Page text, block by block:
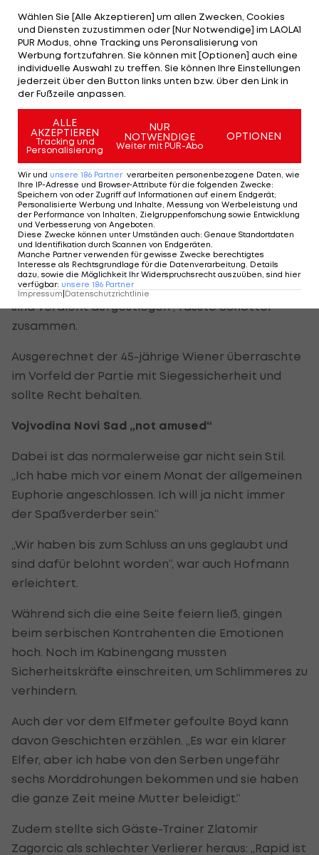
Ereignisse überschlugen sich
Als alle nur mehr den Schlusspfiff herbeisehnten,
nützte Rapid noch einen Konter, um allen
Hofmann bediente Boyd mustergültig und der
Neuzugang setzte mit einem überlegten Schuss
ins lange Eck den Schlusspunkt einer verrückten
Partie (97.).
„Es war ein sehr spannendes Spiel, wie schon im
Hinspiel, das sehr leidenschaftlich und auf
Augenhöhe geführt war. Wir haben aber mehr fürs
Spiel gemacht, den Druck immer mehr erhöht und
sind verdient aufgestiegen“, fasste Schöttel
zusammen.
Ausgerechnet der 45-jährige Wiener überraschte
im Vorfeld der Partie mit Siegessicherheit und
sollte Recht behalten.
Vojvodina Novi Sad „not amused“
Dabei ist das normalerweise gar nicht sein Stil.
„Ich habe mich vor einem Monat der allgemeinen
Euphorie angeschlossen. Ich will ja nicht immer
der Spaßverderber sein.“
„Wir haben bis zum Schluss an uns geglaubt und
sind dafür belohnt worden“, war auch Hofmann
erleichtert.
Während sich die eine Seite feiern ließ, gingen
beim serbischen Kontrahenten die Emotionen
hoch. Noch im Kabinengang mussten
Sicherheitskräfte einschreiten, um Schlimmeres zu
verhindern.
Auch der vor dem Elfmeter gefoulte Boyd kann
davon Geschichten erzählen. „Es war ein klarer
Elfer, aber ich habe von den Serben ungefähr
sechs Morddrohungen bekommen und sie haben
die ganze Zeit meine Mutter beleidigt.“
Zudem stellte sich Gäste-Trainer Zlatomir
Zagorcic als schlechter Verlierer heraus: „Rapid ist
Wählen Sie [Alle Akzeptieren] um allen Zwecken, Cookies
und Diensten zuzustimmen oder [Nur Notwendige] im LAOLA1
PUR Modus, ohne Tracking uns Peronsalisierung von
Werbung fortzufahren. Sie können mit [Optionen] auch eine
individuelle Auswahl zu treffen. Sie können Ihre Einstellungen
jederzeit über den Button links unten bzw. über den Link in
der Fußzeile anpassen.
ALLE
AKZEPTIEREN
Tracking und
Personalisierung
NUR
NOTWENDIGE
Weiter mit PUR-Abo
OPTIONEN
Wir und unsere 186 Partner verarbeiten personenbezogene Daten, wie
Ihre IP-Adresse und Browser-Attribute für die folgenden Zwecke:
Speichern von oder Zugriff auf Informationen auf einem Endgerät;
Personalisierte Werbung und Inhalte, Messung von Werbeleistung und
der Performance von Inhalten, Zielgruppenforschung sowie Entwicklung
und Verbesserung von Angeboten.
Diese Zwecke können unter Umständen auch: Genaue Standortdaten
und Identifikation durch Scannen von Endgeräten.
Manche Partner verwenden für gewisse Zwecke berechtigtes
Interesse als Rechtsgrundlage für die Datenverarbeitung. Details
dazu, sowie die Möglichkeit Ihr Widerspruchsrecht auszuüben, sind hier
verfügbar: unsere 186 Partner
Impressum Datenschutzrichtlinie